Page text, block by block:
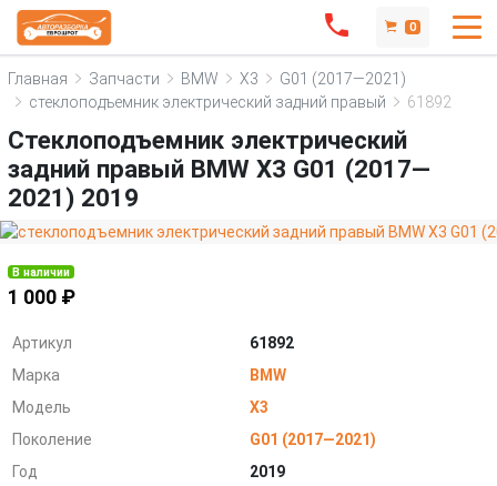
0
Главная Запчасти BMW X3
G01 (2017—2021)
стеклоподъемник электрический задний правый
61892
Стеклоподъемник электрический
задний правый BMW X3 G01 (2017—
2021) 2019
В наличии
1 000 ₽
Артикул
61892
Марка
BMW
Модель
X3
Поколение
G01 (2017—2021)
Год
2019